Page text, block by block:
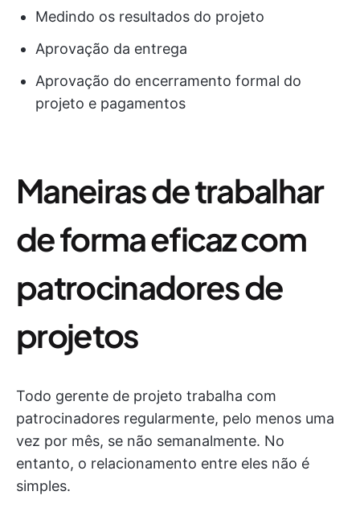
Medindo os resultados do projeto
Aprovação da entrega
Aprovação do encerramento formal do
projeto e pagamentos
Maneiras de trabalhar
de forma eficaz com
patrocinadores de
projetos
Todo gerente de projeto trabalha com
patrocinadores regularmente, pelo menos uma
vez por mês, se não semanalmente. No
entanto, o relacionamento entre eles não é
simples.